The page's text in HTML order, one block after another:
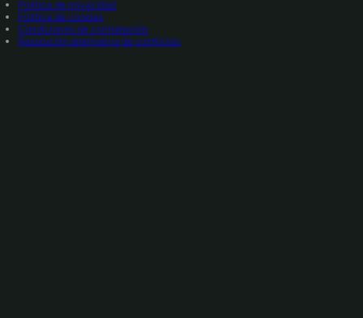
Política de privacidad
Política de cookies
Condiciones de contratación
Resolución alternativa de conflictos